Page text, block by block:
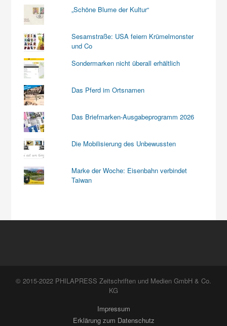
„Schöne Blume der Kultur“
Sesamstraße: USA feiern Krümelmonster
und Co
Sondermarken nicht überall erhältlich
Das Pferd im Ortsnamen
Das Briefmarken-Ausgabeprogramm 2026
Die Mobilisierung des Unbewussten
Marke der Woche: Eisenbahn verbindet
Taiwan
© 2015-2022 PHILAPRESS Zeitschriften und Medien GmbH & Co.
KG
Impressum
Erklärung zum Datenschutz